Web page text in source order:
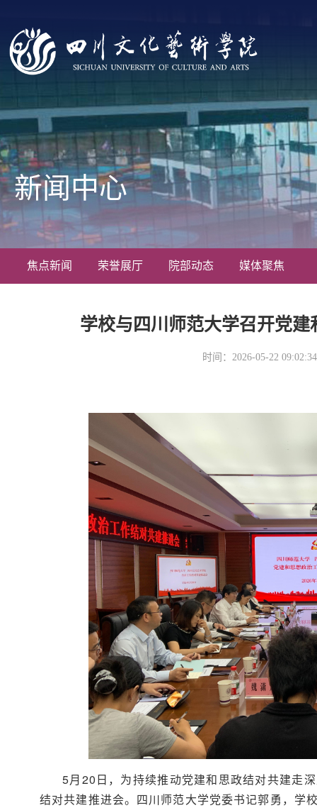
焦点新闻 荣誉展厅 院部动态 媒体聚焦
新闻中心
学校与四川师范大学召开党
时间：2026-05-22
5月20日，为持续推动党建和思政结对共建走
结对共建推进会。四川师范大学党委书记郭勇，学